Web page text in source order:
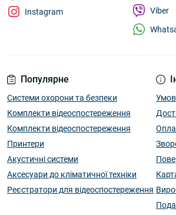
Популярне
Системи охорони та безпеки
Комплекти відеоспостереження
Комплекти відеоспостереження
Принтери
Акустичні системи
Аксесуари до кліматичної техніки
Реєстратори для відеоспостереження
Instagram
Viber